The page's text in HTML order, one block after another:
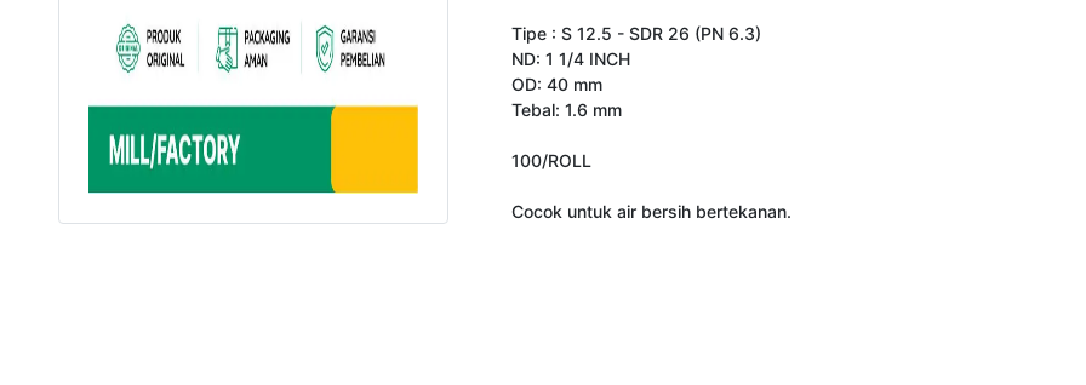
Tipe : S 12.5 - SDR 26 (PN 6.3)
ND: 1 1/4 INCH
OD: 40 mm
Tebal: 1.6 mm
100/ROLL
Cocok untuk air bersih bertekanan.